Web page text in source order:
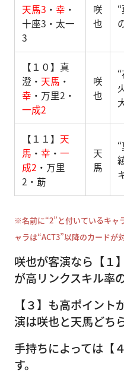
天馬3 ・ 幸 ・
十座3・太一
3
咲
也
【１０】真
澄・ 天馬 ・
幸 ・万里2・
一成2
咲
也
【１１】 天
馬 ・ 幸 ・ 一
成2 ・万里
2・莇
天
馬
※名前に“2”と付いているキャ
ャラは“ACT3”以降のカードが
咲也が客演なら【１
が高リンクスキル率
【３】も高ポイン
演は咲也と天馬どち
手持ちによっては【
す。